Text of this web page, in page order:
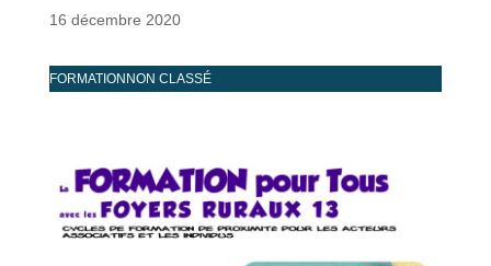
16 décembre 2020
FORMATIONNON CLASSÉ